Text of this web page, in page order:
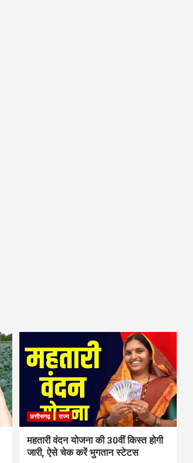
छत्तीसगढ़ राज्य
महतारी वंदन योजना की 30वीं किस्त होगी
जारी, ऐसे चेक करें भुगतान स्टेटस